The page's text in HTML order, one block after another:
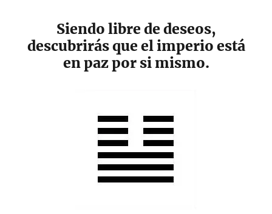
Siendo libre de deseos,
descubrirás que el imperio está
en paz por si mismo.